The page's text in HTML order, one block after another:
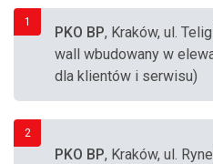
1
PKO BP, Kraków, ul.
wall wbudowany w
dla klientów i serwisu)
2
PKO BP, Kraków, ul.